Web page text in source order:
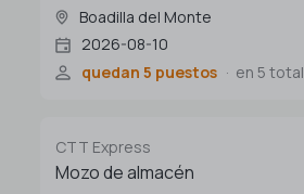
Boadilla del Monte
2026-08-10
quedan 5 puestos
en 5 total
CTT Express
Mozo de almacén